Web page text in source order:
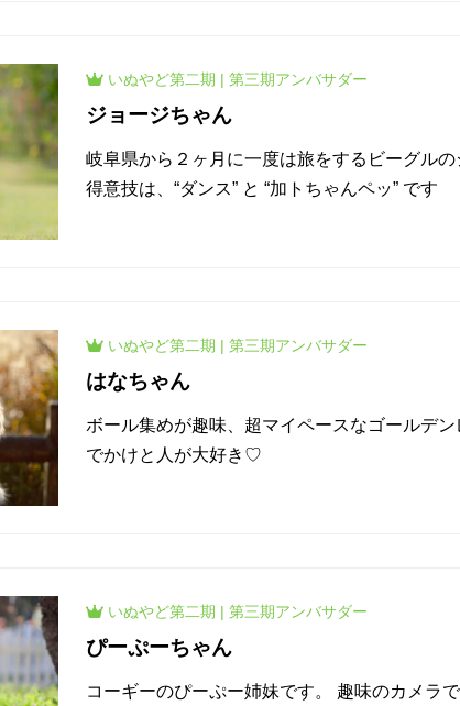
いぬやど第二期 | 第三期アンバサダー
ジョージちゃん
岐阜県から２ヶ月に一度は旅をするビーグル
得意技は、“ダンス” と “加トちゃんペッ” です
いぬやど第二期 | 第三期アンバサダー
はなちゃん
ボール集めが趣味、超マイペースなゴールデ
でかけと人が大好き♡
いぬやど第二期 | 第三期アンバサダー
ぴーぷーちゃん
コーギーのぴーぷー姉妹です。 趣味のカメラ